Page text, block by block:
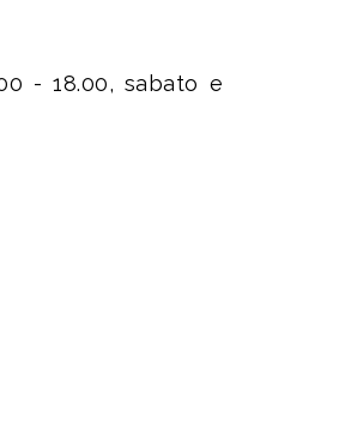
- 18.00, sabato e